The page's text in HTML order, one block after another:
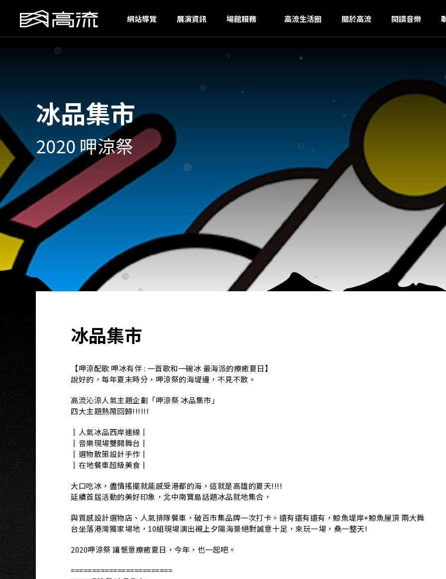
網站導覽 展演資訊 場館服務 高流生活圈 關於高流 閱讀音樂
冰品集市
2020 呷涼祭
冰品集市
【呷涼配歌 呷冰有伴 : 一首歌和一碗冰 最海派的療癒夏日】
說好的，每年夏末時分，呷涼祭的海堤邊，不見不散。
高流沁涼人氣主題企劃「呷涼祭 冰品集市」
四大主題熱鬧回歸!!!!!!
║人氣冰品西岸連線║
║音樂現場雙開舞台║
║選物散策設計手作║
║在地餐車超級美食║
大口吃冰，盡情搖擺就能感受港都的海，這就是高雄的夏天!!!!
延續首屆活動的美好印象，北中南寶島話題冰品就地集合，
與質感設計選物店、人氣排隊餐車，破百市集品牌一次打卡。還有還有還有，鯨魚堤岸+鯨魚屋頂 兩大舞
台坐落港灣獨家場地，10組現場演出襯上夕陽海景絕對誠意十足，來玩一場，桑一整天!
2020呷涼祭 讓愜意療癒夏日，今年，也一起吧。
========================